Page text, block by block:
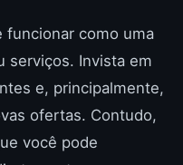
funcionar como uma
serviços. Invista em
e, principalmente,
ofertas. Contudo,
você pode